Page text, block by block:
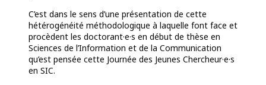
C’est dans le sens d’une présentation de cette
hétérogénéité méthodologique à laquelle font face et
procèdent les doctorant·e·s en début de thèse en
Sciences de l’Information et de la Communication
qu’est pensée cette Journée des Jeunes Chercheur·e·s
en SIC.